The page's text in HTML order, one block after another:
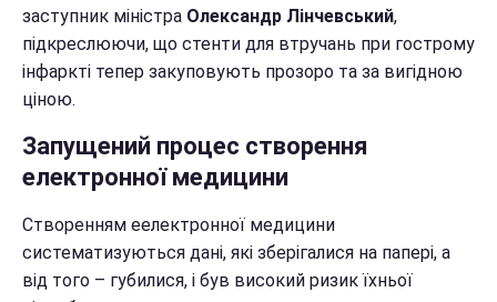
заступник міністра Олександр Лінчевський,
підкреслюючи, що стенти для втручань при гострому
інфаркті тепер закуповують прозоро та за вигідною
ціною.
Запущений процес створення
електронної медицини
Створенням еелектронної медицини
систематизуються дані, які зберігалися на папері, а
від того – губилися, і був високий ризик їхньої